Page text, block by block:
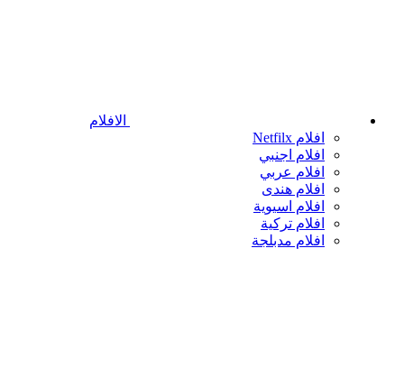
الافلام
افلام Netfilx
افلام اجنبي
افلام عربي
افلام هندى
افلام اسيوية
افلام تركية
افلام مدبلجة